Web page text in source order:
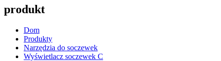
produkt
Dom
Produkty
Narzędzia do soczewek
Wyświetlacz soczewek C